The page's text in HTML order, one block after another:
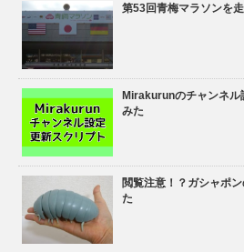
第53回青梅マラソンを
Mirakurunのチャンネル
みた
閲覧注意！？ガシャポ
た